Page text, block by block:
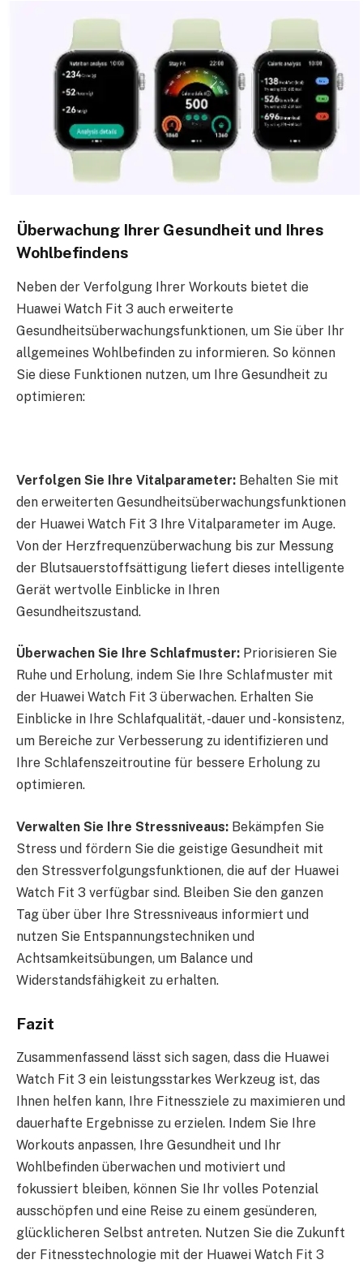
Überwachung Ihrer Gesundheit und Ihres
Wohlbefindens
Neben der Verfolgung Ihrer Workouts bietet die
Huawei Watch Fit 3 auch erweiterte
Gesundheitsüberwachungsfunktionen, um Sie über Ihr
allgemeines Wohlbefinden zu informieren. So können
Sie diese Funktionen nutzen, um Ihre Gesundheit zu
optimieren:
Verfolgen Sie Ihre Vitalparameter: Behalten Sie mit
den erweiterten Gesundheitsüberwachungsfunktionen
der Huawei Watch Fit 3 Ihre Vitalparameter im Auge.
Von der Herzfrequenzüberwachung bis zur Messung
der Blutsauerstoffsättigung liefert dieses intelligente
Gerät wertvolle Einblicke in Ihren
Gesundheitszustand.
Überwachen Sie Ihre Schlafmuster: Priorisieren Sie
Ruhe und Erholung, indem Sie Ihre Schlafmuster mit
der Huawei Watch Fit 3 überwachen. Erhalten Sie
Einblicke in Ihre Schlafqualität, -dauer und -konsistenz,
um Bereiche zur Verbesserung zu identifizieren und
Ihre Schlafenszeitroutine für bessere Erholung zu
optimieren.
Verwalten Sie Ihre Stressniveaus: Bekämpfen Sie
Stress und fördern Sie die geistige Gesundheit mit
den Stressverfolgungsfunktionen, die auf der Huawei
Watch Fit 3 verfügbar sind. Bleiben Sie den ganzen
Tag über über Ihre Stressniveaus informiert und
nutzen Sie Entspannungstechniken und
Achtsamkeitsübungen, um Balance und
Widerstandsfähigkeit zu erhalten.
Fazit
Zusammenfassend lässt sich sagen, dass die Huawei
Watch Fit 3 ein leistungsstarkes Werkzeug ist, das
Ihnen helfen kann, Ihre Fitnessziele zu maximieren und
dauerhafte Ergebnisse zu erzielen. Indem Sie Ihre
Workouts anpassen, Ihre Gesundheit und Ihr
Wohlbefinden überwachen und motiviert und
fokussiert bleiben, können Sie Ihr volles Potenzial
ausschöpfen und eine Reise zu einem gesünderen,
glücklicheren Selbst antreten. Nutzen Sie die Zukunft
der Fitnesstechnologie mit der Huawei Watch Fit 3